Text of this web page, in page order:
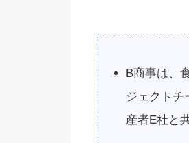
B商事は、
ジェクトチ
産者E社と